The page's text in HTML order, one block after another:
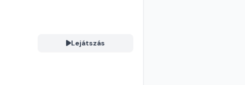
Lejátszás